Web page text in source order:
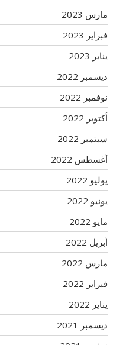
مارس 2023
فبراير 2023
يناير 2023
ديسمبر 2022
نوفمبر 2022
أكتوبر 2022
سبتمبر 2022
أغسطس 2022
يوليو 2022
يونيو 2022
مايو 2022
أبريل 2022
مارس 2022
فبراير 2022
يناير 2022
ديسمبر 2021